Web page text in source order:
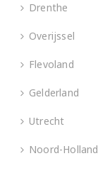
Drenthe
Overijssel
Flevoland
Gelderland
Utrecht
Noord-Holland